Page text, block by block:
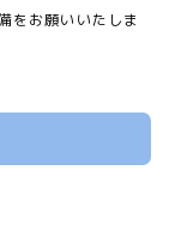
をお願いいたしま